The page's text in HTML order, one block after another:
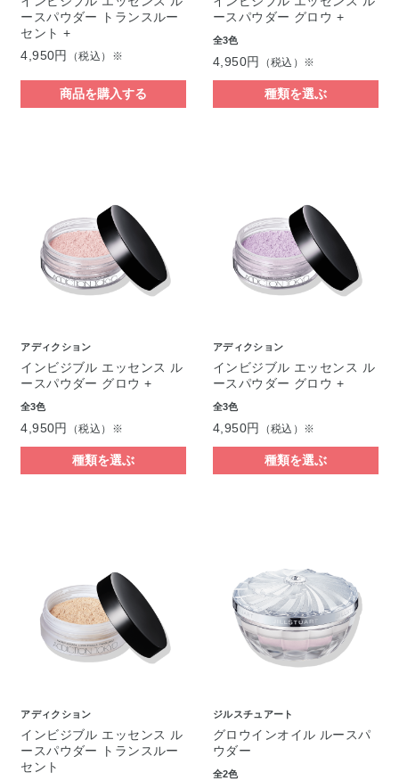
ースパウダー トランスルー
セント +
4,950円
（税込）※
商品を購入する
ースパウダー グロウ +
全3色
4,950円 （税込）※
種類を選ぶ
アディクション
インビジブル エッセンス ル
ースパウダー グロウ +
全3色
4,950円 （税込）※
種類を選ぶ
アディクション
インビジブル エッセンス ル
ースパウダー グロウ +
全3色
4,950円 （税込）※
種類を選ぶ
アディクション
インビジブル エッセンス ル
ースパウダー トランスルー
セント
ジルスチュアート
グロウインオイル ルースパ
ウダー
全2色